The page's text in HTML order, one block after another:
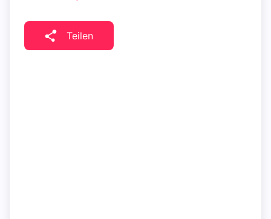
Teilen